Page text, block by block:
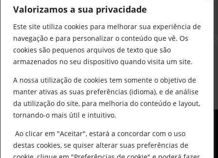
Valorizamos a sua privacidade
Este site utiliza cookies para melhorar sua experiência de
navegação e para personalizar o conteúdo que vê. Os
cookies são pequenos arquivos de texto que são
armazenados no seu dispositivo quando visita um site.
A nossa utilização de cookies tem somente o objetivo de
manter ativas as suas preferências (idioma), e de análise
da utilização do site, para melhoria do conteúdo e layout,
tornando-o mais útil e intuitivo.
Ao clicar em "Aceitar", estará a concordar com o uso
destas cookies, se quiser alterar suas preferências de
912 441 514
construcao@delarobia.pt
R. António Andrade, 1171
2820-287 • Charneca de Caparica